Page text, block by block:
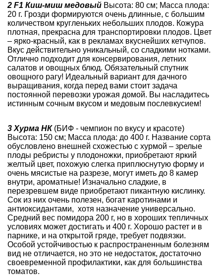
2 F1 Киш-миш медовый Высота: 80 см; Масса плода:
20 г. Грозди формируются очень длинные, с большим
количеством кругленьких небольших плодов. Кожура
плотная, прекрасна для транспортировки плодов. Цвет
– ярко-красный, как в рекламах вкуснейших кетчупов.
Вкус действительно уникальный, со сладкими нотками.
Отлично подходит для консервирования, летних
салатов и овощных блюд. Обязательный спутник
овощного рагу! Идеальный вариант для дачного
выращивания, когда перед вами стоит задача
постоянной перевозки урожая домой. Вы насладитесь
истинным сочным вкусом и медовым послевкусием!
3 Хурма НК(БИФ - чемпион по вкусу и красоте)
Высота: 150 см; Масса плода: до 400 г. Название сорта
обусловлено внешней схожестью с хурмой – зрелые
плоды ребристы у плодоножки, приобретают яркий
желтый цвет, похожую слегка приплюснутую форму и
очень мясистые на разрезе, могут иметь до 8 камер
внутри, ароматные! Изначально сладкие, в
перезревшем виде приобретают пикантную кислинку.
Сок из них очень полезен, богат каротинами и
антиоксидантами, хотя назначение универсально.
Средний вес помидора 200 г, но в хороших тепличных
условиях может достигать и 400 г. Хорошо растет и в
парнике, и на открытой гряде, требует подвязки.
Особой устойчивостью к распространенным болезням
вид не отличается, но это не недостаток, достаточно
своевременной профилактики, как для большинства
томатов.